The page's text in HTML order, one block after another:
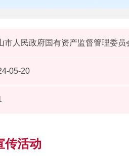
市人民政府国有资产监督管理委员
05-20
传活动